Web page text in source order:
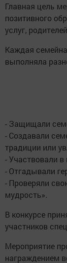
Главная цель
позитивного
услуг,
Каждая
выполняла
- Защищали
- Создавали
традиции или
- Участвовали
- Отгадывали
- Проверяли
мудрость».
В конкурсе
участников
Мероприятие
награждением